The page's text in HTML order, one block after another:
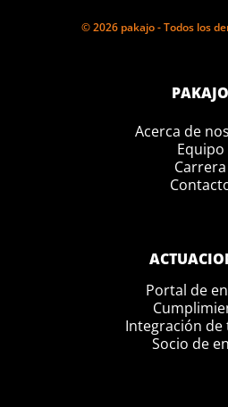
© 2026 pakajo - Todos los
PAKAJO
Acerca de
Equipo
Carrera
Portal de
Integración de
Socio de